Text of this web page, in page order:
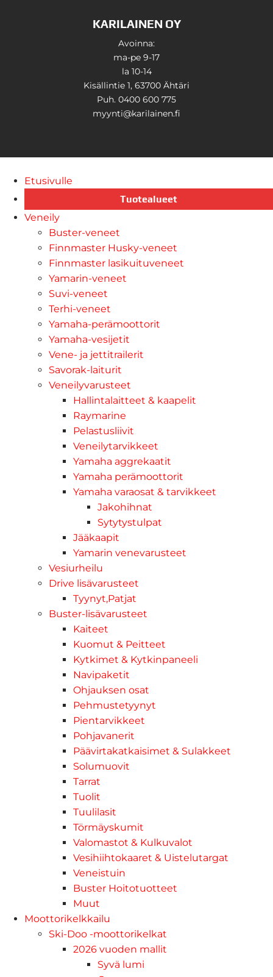
KARILAINEN OY
Avoinna:
ma-pe 9-17
la 10-14
Kisällintie 1, 63700 Ähtäri
Puh. 0400 600 775
myynti@karilainen.fi
Etusivulle
Tuotealueet
Veneily
Buster-veneet
Finnmaster Husky-veneet
Finnmaster lasikuituveneet
Yamarin-veneet
Suvi-veneet
Terhi-veneet
Yamaha-perämoottorit
Yamaha-vesijetit
Vene- ja jettitrailerit
Savorak-laiturit
Veneilyvarusteet
Hallintalaitteet & kaapelit
Raymarine
Pelastusliivit
Veneilytarvikkeet
Yamaha aggrekaatit
Yamaha perämoottorit
Yamaha varaosat & tarvikkeet
Jakohihnat
Sytytystulpat
Jääkaapit
Yamarin venevarusteet
Vesiurheilu
Drive lisävarusteet
Tyynyt,Patjat
Buster-lisävarusteet
Kaiteet
Kuomut & Peitteet
Kytkimet & Kytkinpaneeli
Navipaketit
Ohjauksen osat
Pehmustetyynyt
Pientarvikkeet
Pohjavanerit
Päävirtakatkaisimet & Sulakkeet
Solumuovit
Tarrat
Tuolit
Tuulilasit
Törmäyskumit
Valomastot & Kulkuvalot
Vesihiihtokaaret & Uistelutargat
Veneistuin
Buster Hoitotuotteet
Muut
Moottorikelkkailu
Ski-Doo -moottorikelkat
2026 vuoden mallit
Syvä lumi